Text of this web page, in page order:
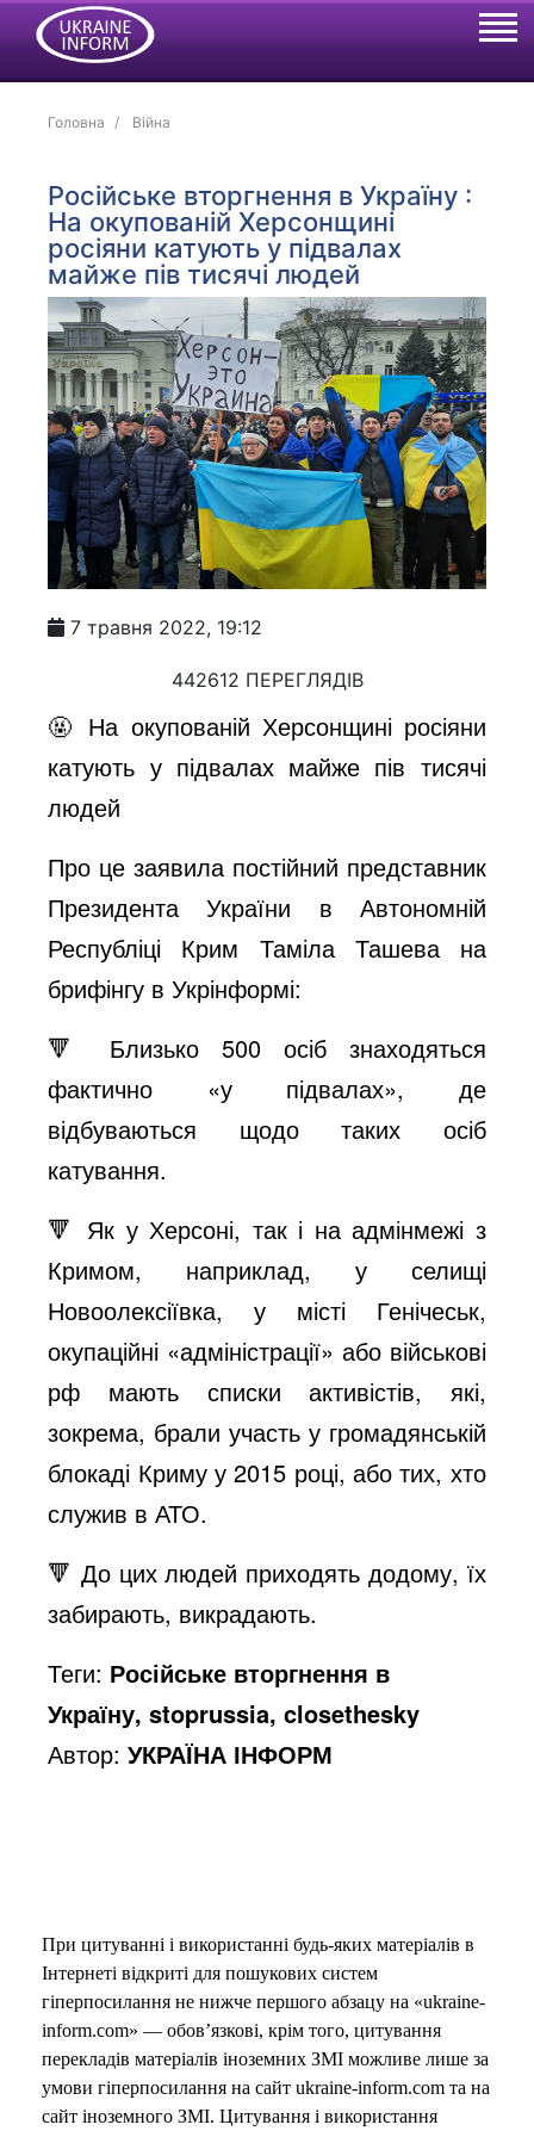
Головна Війна
Російське вторгнення в Україну :
На окупованій Херсонщині
росіяни катують у підвалах
майже пів тисячі людей
7 травня 2022, 19:12
442612 ПЕРЕГЛЯДІВ
🤬 На окупованій Херсонщині росіяни
катують у підвалах майже пів тисячі
людей
Про це заявила постійний представник
Президента України в Автономній
Республіці Крим Таміла Ташева на
брифінгу в Укрінформі:
🔻 Близько 500 осіб знаходяться
фактично «у підвалах», де
відбуваються щодо таких осіб
катування.
🔻 Як у Херсоні, так і на адмінмежі з
Кримом, наприклад, у селищі
Новоолексіївка, у місті Генічеськ,
окупаційні «адміністрації» або військові
рф мають списки активістів, які,
зокрема, брали участь у громадянській
блокаді Криму у 2015 році, або тих, хто
служив в АТО.
🔻 До цих людей приходять додому, їх
забирають, викрадають.
Теги: Російське вторгнення в
Україну, stoprussia, closethesky
Автор:УКРАЇНА ІНФОРМ
При цитуванні і використанні будь-яких матеріалів в
Інтернеті відкриті для пошукових систем
гіперпосилання не нижче першого абзацу на «ukraine-
inform.com» — обов’язкові, крім того, цитування
перекладів матеріалів іноземних ЗМІ можливе лише за
умови гіперпосилання на сайт ukraine-inform.com та на
сайт іноземного ЗМІ. Цитування і використання